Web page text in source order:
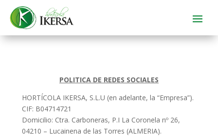
POLITICA DE REDES SOCIALES
HORTÍCOLA IKERSA, S.L.U (en adelante, la “Empresa”).
CIF: B04714721
Domicilio: Ctra. Carboneras, P.I La Coronela nº 26,
04210 – Lucainena de las Torres (ALMERIA).